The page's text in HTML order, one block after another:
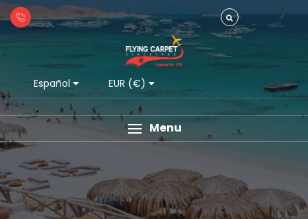
Español EUR (€)
Menu